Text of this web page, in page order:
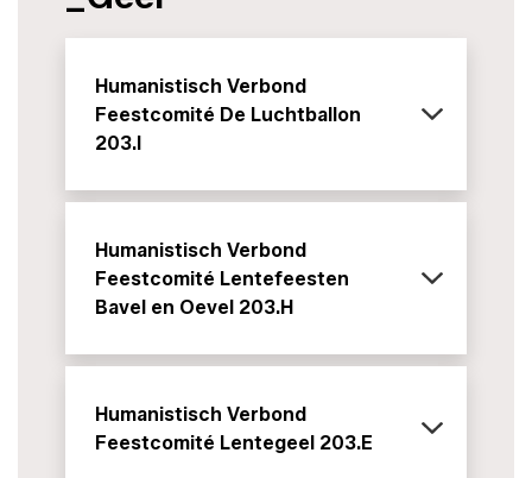
Humanistisch Verbond
Feestcomité De Luchtballon
203.I
Humanistisch Verbond
Feestcomité Lentefeesten
Bavel en Oevel 203.H
Humanistisch Verbond
Feestcomité Lentegeel 203.E